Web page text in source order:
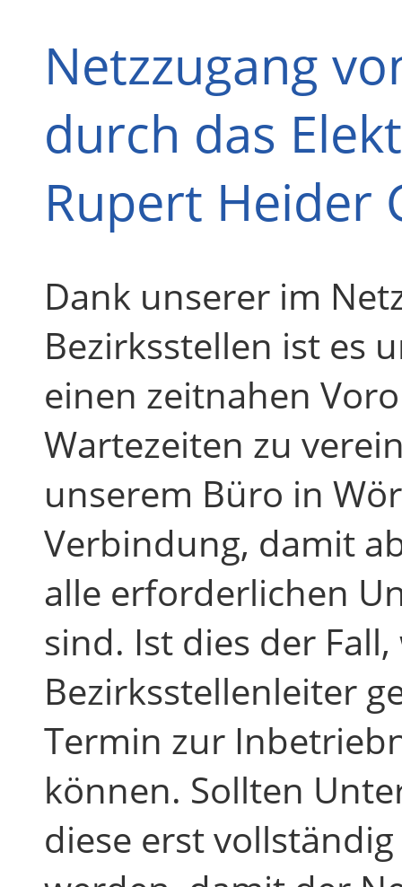
Netzzugang
durch das
Rupert Heider
Dank unserer im
Bezirksstellen ist es
einen zeitnahen
Wartezeiten zu
unserem Büro in
Verbindung, damit
alle erforderlichen
sind. Ist dies der
Bezirksstellenleiter
Termin zur
können. Sollten
diese erst